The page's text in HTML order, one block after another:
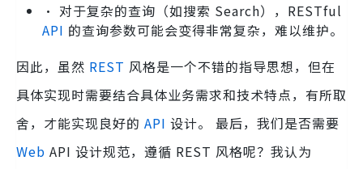
• 对于复杂的查询（如搜索 Search），RESTful
API 的查询参数可能会变得非常复杂，难以维护。
因此，虽然 REST 风格是一个不错的指导思想，但在
具体实现时需要结合具体业务需求和技术特点，有所取
舍，才能实现良好的 API 设计。 最后，我们是否需要
Web API 设计规范，遵循 REST 风格呢？我认为